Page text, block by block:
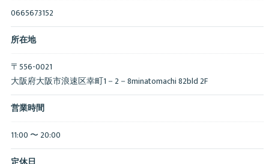
0665673152
所在地
〒556-0021
大阪府大阪市浪速区幸町1－2－8minatomachi 82bld 2F
営業時間
11:00 〜 20:00